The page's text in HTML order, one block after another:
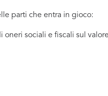
parti che entra in gioco:
sociali e fiscali sul